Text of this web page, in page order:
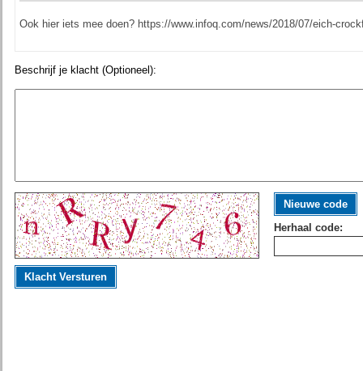
Ook hier iets mee doen? https://www.infoq.com/news/2018/07/eich-
Beschrijf je klacht (Optioneel):
Nieuwe code
Herhaal code:
Klacht Versturen